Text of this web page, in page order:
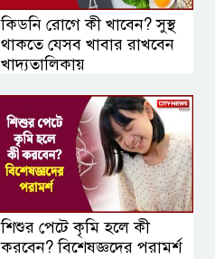
কিডনি রোগে কী খাবেন? সুস্থ
থাকতে যেসব খাবার রাখবেন
খাদ্যতালিকায়
শিশুর পেটে কৃমি হলে কী
করবেন? বিশেষজ্ঞদের পরামর্শ